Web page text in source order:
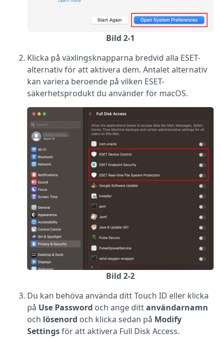
Bild 2-1
Klicka på växlingsknapparna bredvid alla ESET-
alternativ för att aktivera dem. Antalet alternativ
kan variera beroende på vilken ESET-
säkerhetsprodukt du använder för macOS.
Bild 2-2
Du kan behöva använda ditt Touch ID eller klicka
på Use Password och ange dittanvändarnamn
och lösenord och klicka sedan på Modify
Settingsför att aktivera Full Disk Access.